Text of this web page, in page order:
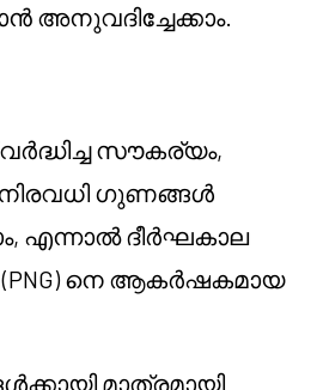
അനുവദിച്ചേക്കാം.
സൗകര്യം,
ഗുണങ്ങൾ
എന്നാൽ ദീർഘകാല
നെ ആകർഷകമായ
മാത്രമായി